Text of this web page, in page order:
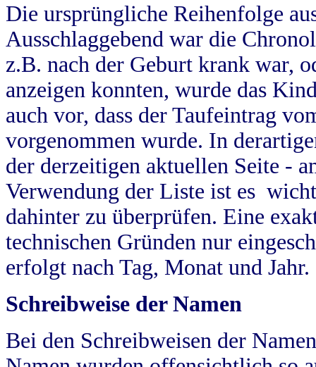
Die ursprüngliche Reihenfolge
Ausschlaggebend war die
z.B. nach der Geburt krank war,
anzeigen konnten, wurde das
auch vor, dass der Taufeintrag
vorgenommen wurde. In
der derzeitigen aktuellen Seite -
Verwendung der Liste ist es
dahinter zu überprüfen. Eine
technischen Gründen nur
erfolgt nach Tag, Monat und Jahr.
Schreibweise der Namen
Bei den Schreibweisen der